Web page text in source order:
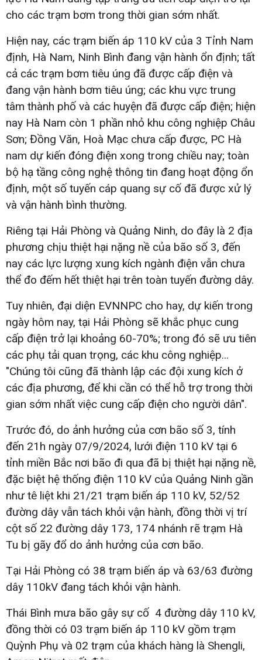
cho các trạm bơm trong thời gian sớm nhất.
Hiện nay, các trạm biến áp 110 kV của 3 Tỉnh Nam
định, Hà Nam, Ninh Bình đang vận hành ổn định; tất
cả các trạm bơm tiêu úng đã được cấp điện và
đang vận hành bơm tiêu úng; các khu vực trung
tâm thành phố và các huyện đã được cấp điện; hiện
nay Hà Nam còn 1 phần nhỏ khu công nghiệp Châu
Sơn; Đồng Văn, Hoà Mạc chưa cấp được, PC Hà
nam dự kiến đóng điện xong trong chiều nay; toàn
bộ hạ tầng công nghệ thông tin đang hoạt động ổn
định, một số tuyến cáp quang sự cố đã được xử lý
và vận hành bình thường.
Riêng tại Hải Phòng và Quảng Ninh, do đây là 2 địa
phương chịu thiệt hại nặng nề của bão số 3, đến
nay các lực lượng xung kích ngành điện vẫn chưa
thể đo đếm hết thiệt hại trên toàn tuyến đường dây.
Tuy nhiên, đại diện EVNNPC cho hay, dự kiến trong
ngày hôm nay, tại Hải Phòng sẽ khắc phục cung
cấp điện trở lại khoảng 60-70%; trong đó sẽ ưu tiên
các phụ tải quan trọng, các khu công nghiệp...
"Chúng tôi cũng đã thành lập các đội xung kích ở
các địa phương, để khi cần có thể hỗ trợ trong thời
gian sớm nhất việc cung cấp điện cho người dân".
Trước đó, do ảnh hưởng của cơn bão số 3, tính
đến 21h ngày 07/9/2024, lưới điện 110 kV tại 6
tỉnh miền Bắc nơi bão đi qua đã bị thiệt hại nặng nề,
đặc biệt hệ thống điện 110 kV của Quảng Ninh gần
như tê liệt khi 21/21 trạm biến áp 110 kV, 52/52
đường dây vẫn tách khỏi vận hành, đồng thời vị trí
cột số 22 đường dây 173, 174 nhánh rẽ trạm Hà
Tu bị gãy đổ do ảnh hưởng của cơn bão.
Tại Hải Phòng có 38 trạm biến áp và 63/63 đường
dây 110kV đang tách khỏi vận hành.
Thái Bình mưa bão gây sự cố 4 đường dây 110 kV,
đồng thời có 03 trạm biến áp 110 kV gồm trạm
Quỳnh Phụ và 02 trạm của khách hàng là Shengli,